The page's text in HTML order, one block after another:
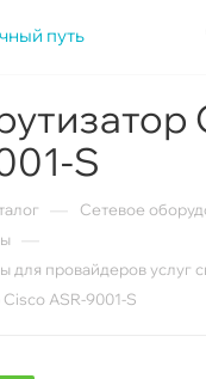
S
Сетевое
для провайдеров услуг
ASR-9001-S